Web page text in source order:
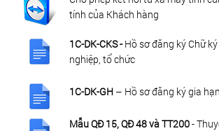
tính của Khách hàng
1C-DK-CKS -Hồ sơ đăng ký Chữ
nghiệp, tổ chức
1C-DK-GH – Hồ sơ đăng ký gia
Mẫu QĐ 15, QĐ 48 và TT200-